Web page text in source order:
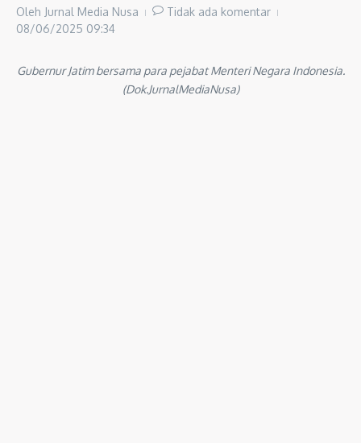
Oleh Jurnal Media Nusa
Tidak ada komentar
08/06/2025 09:34
Gubernur Jatim bersama para pejabat Menteri Negara Indonesia.
(Dok.JurnalMediaNusa)